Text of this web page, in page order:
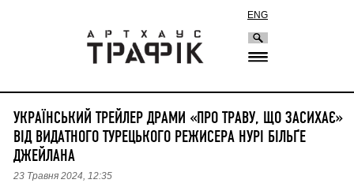
ENG
УКРАЇНСЬКИЙ ТРЕЙЛЕР ДРАМИ «ПРО ТРАВУ, ЩО ЗАСИХАЄ»
ВІД ВИДАТНОГО ТУРЕЦЬКОГО РЕЖИСЕРА НУРІ БІЛЬҐЕ
ДЖЕЙЛАНА
23 Травня 2024, 12:35